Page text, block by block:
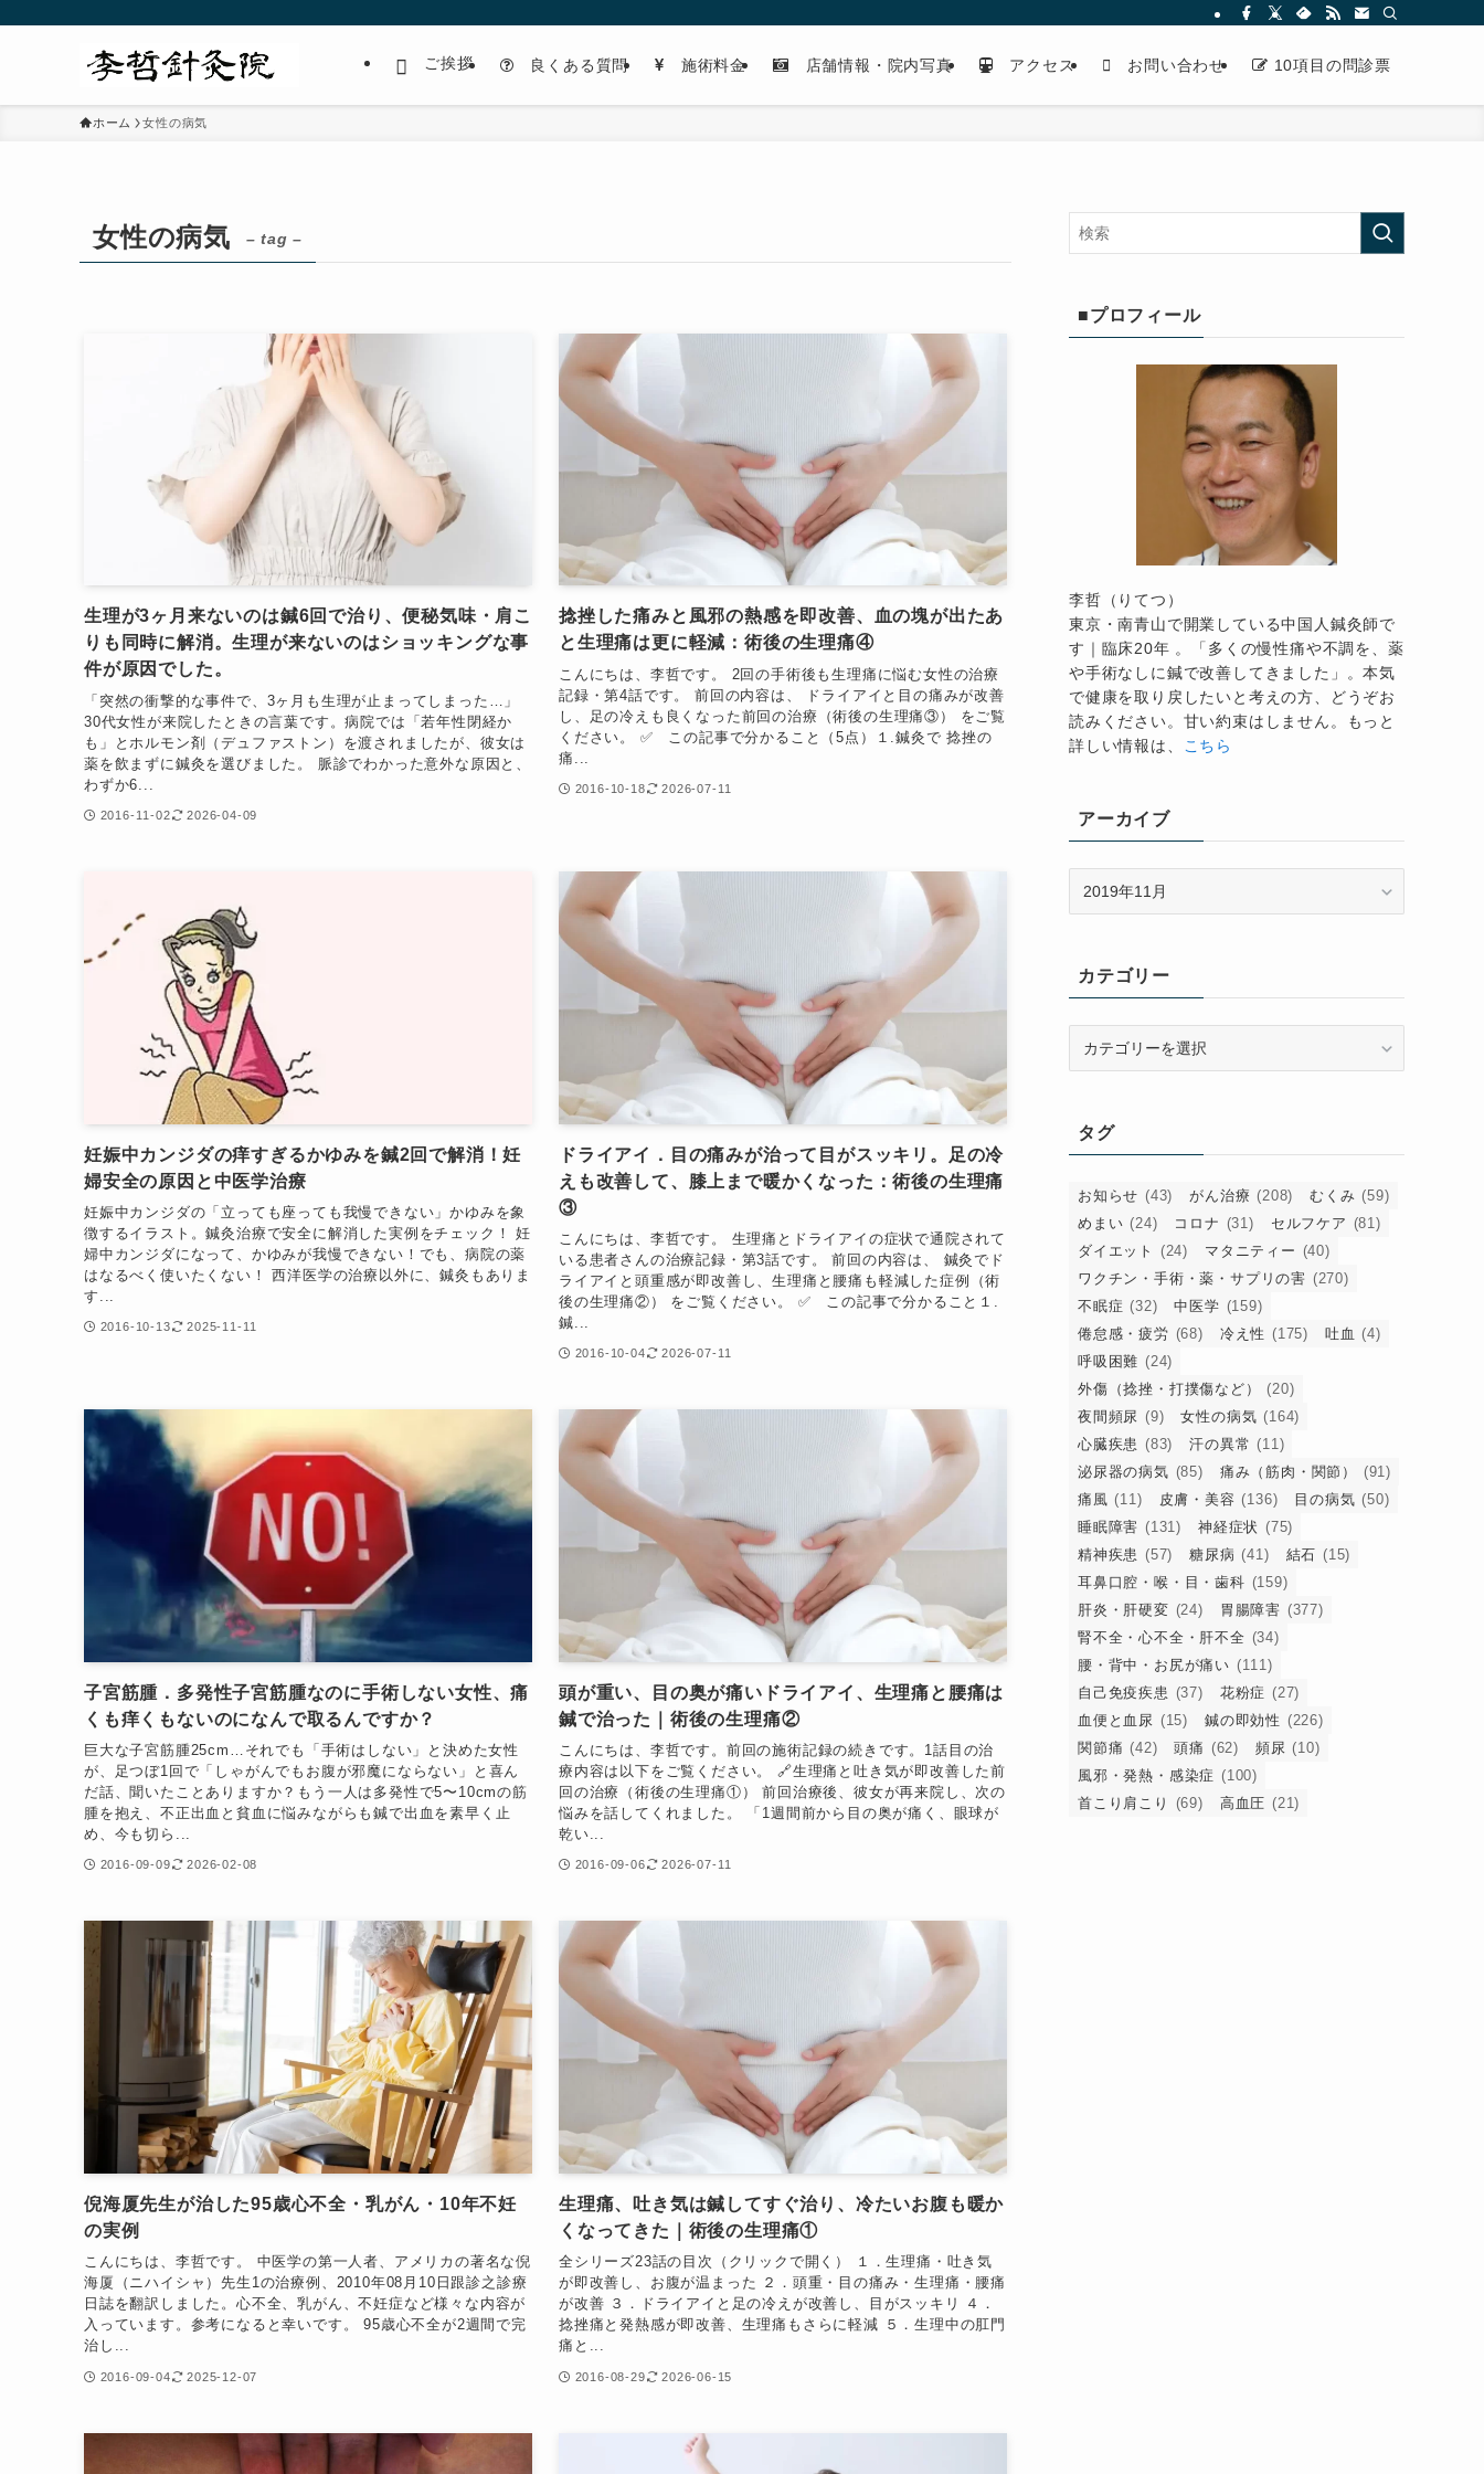
ご挨拶 良くある質問 施術料金 店舗情報・院内写真 アクセス お問い合わせ 10項目の問診票
ホーム 女性の病気
女性の病気 – tag –
生理が3ヶ月来ないのは鍼6回で治り、便秘気味・肩こ
りも同時に解消。生理が来ないのはショッキングな事
件が原因でした。
「突然の衝撃的な事件で、3ヶ月も生理が止まってしまった…」
30代女性が来院したときの言葉です。病院では「若年性閉経か
も」とホルモン剤（デュファストン）を渡されましたが、彼女は
薬を飲まずに鍼灸を選びました。 脈診でわかった意外な原因と、
わずか6...
2016-11-02 2026-04-09
捻挫した痛みと風邪の熱感を即改善、血の塊が出たあ
と生理痛は更に軽減：術後の生理痛④
こんにちは、李哲です。 2回の手術後も生理痛に悩む女性の治療
記録・第4話です。 前回の内容は、 ドライアイと目の痛みが改善
し、足の冷えも良くなった前回の治療（術後の生理痛③） をご覧
ください。 ✅️ この記事で分かること（5点）１.鍼灸で 捻挫の
痛...
2016-10-18 2026-07-11
妊娠中カンジダの痒すぎるかゆみを鍼2回で解消！妊
婦安全の原因と中医学治療
妊娠中カンジダの「立っても座っても我慢できない」かゆみを象
徴するイラスト。鍼灸治療で安全に解消した実例をチェック！ 妊
婦中カンジダになって、かゆみが我慢できない！でも、病院の薬
はなるべく使いたくない！ 西洋医学の治療以外に、鍼灸もありま
す...
2016-10-13 2025-11-11
ドライアイ．目の痛みが治って目がスッキリ。足の冷
えも改善して、膝上まで暖かくなった：術後の生理痛
③
こんにちは、李哲です。 生理痛とドライアイの症状で通院されて
いる患者さんの治療記録・第3話です。 前回の内容は、 鍼灸でド
ライアイと頭重感が即改善し、生理痛と腰痛も軽減した症例（術
後の生理痛②） をご覧ください。 ✅️ この記事で分かること１.
鍼...
2016-10-04 2026-07-11
子宮筋腫．多発性子宮筋腫なのに手術しない女性、痛
くも痒くもないのになんで取るんですか？
巨大な子宮筋腫25cm…それでも「手術はしない」と決めた女性
が、足つぼ1回で「しゃがんでもお腹が邪魔にならない」と喜ん
だ話、聞いたことありますか？もう一人は多発性で5〜10cmの筋
腫を抱え、不正出血と貧血に悩みながらも鍼で出血を素早く止
め、今も切ら...
2016-09-09 2026-02-08
頭が重い、目の奥が痛いドライアイ、生理痛と腰痛は
鍼で治った｜術後の生理痛②
こんにちは、李哲です。前回の施術記録の続きです。1話目の治
療内容は以下をご覧ください。 🔗生理痛と吐き気が即改善した前
回の治療（術後の生理痛①） 前回治療後、彼女が再来院し、次の
悩みを話してくれました。 「1週間前から目の奥が痛く、眼球が
乾い...
2016-09-06 2026-07-11
倪海厦先生が治した95歳心不全・乳がん・10年不妊
の実例
こんにちは、李哲です。 中医学の第一人者、アメリカの著名な倪
海厦（ニハイシャ）先生1の治療例、2010年08月10日跟診之診療
日誌を翻訳しました。心不全、乳がん、不妊症など様々な内容が
入っています。参考になると幸いです。 95歳心不全が2週間で完
治し...
2016-09-04 2025-12-07
生理痛、吐き気は鍼してすぐ治り、冷たいお腹も暖か
くなってきた｜術後の生理痛①
全シリーズ23話の目次（クリックで開く） １．生理痛・吐き気
が即改善し、お腹が温まった ２．頭重・目の痛み・生理痛・腰痛
が改善 ３．ドライアイと足の冷えが改善し、目がスッキリ ４．
捻挫痛と発熱感が即改善、生理痛もさらに軽減 ５．生理中の肛門
痛と...
2016-08-29 2026-06-15
■プロフィール
李哲（りてつ）
東京・南青山で開業している中国人鍼灸師で
す｜臨床20年 。「多くの慢性痛や不調を、薬
や手術なしに鍼で改善してきました」。本気
で健康を取り戻したいと考えの方、どうぞお
読みください。甘い約束はしません。もっと
詳しい情報は、 こちら
アーカイブ
ブカテゴリー
ータグ
お知らせ (43) がん治療 (208) むくみ (59)
めまい (24) コロナ (31) セルフケア (81)
ダイエット
(24) マタニティー (40)
ワクチン・手術・薬・サプリの害 (270)
不眠症 (32) 中医学 (159)
倦怠感・疲労 (68) 冷え性 (175) 吐血 (4)
呼吸困難 (24)
外傷（捻挫・打撲傷など）
(20)
夜間頻尿 (9) 女性の病気 (164)
心臓疾患 (83) 汗の異常 (11)
泌尿器の病気 (85) 痛み（筋肉・関節）
(91)
痛風 (11) 皮膚・美容 (136) 目の病気 (50)
睡眠障害 (131) 神経症状 (75)
精神疾患 (57) 糖尿病 (41) 結石 (15)
耳鼻口腔・喉・目・歯科 (159)
肝炎・肝硬変 (24) 胃腸障害 (377)
腎不全・心不全・肝不全 (34)
腰・背中・お尻が痛い (111)
自己免疫疾患 (37) 花粉症 (27)
血便と血尿 (15) 鍼の即効性 (226)
関節痛 (42) 頭痛 (62) 頻尿 (10)
風邪・発熱・感染症 (100)
首こり肩こり
(69) 高血圧 (21)